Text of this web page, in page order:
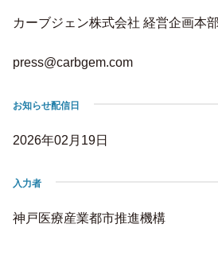
カーブジェン株式会社 経営企画本
press@carbgem.com
お知らせ配信日
2026年02月19日
入力者
神戸医療産業都市推進機構